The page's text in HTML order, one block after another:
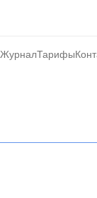
ЖурналТарифы